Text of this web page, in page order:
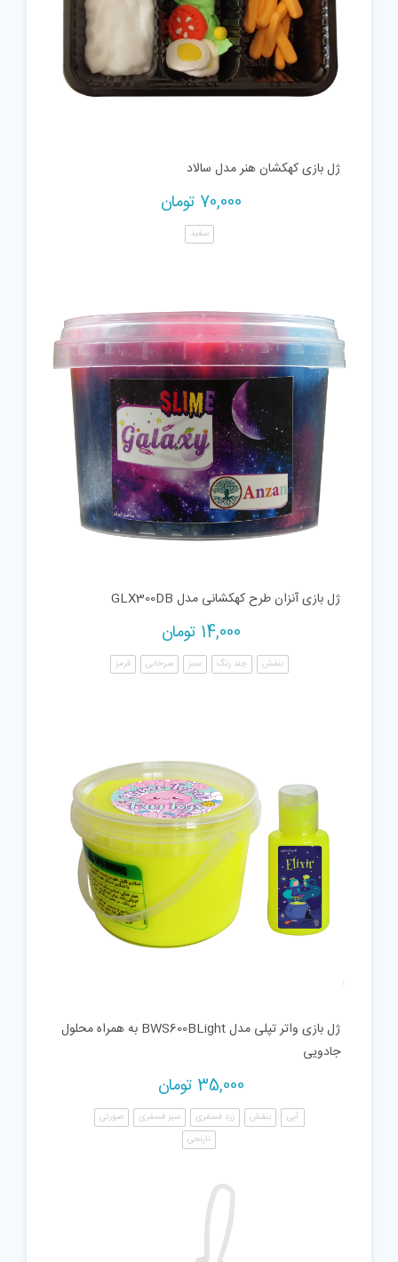
ژل بازی کهکشان هنر مدل سالاد
70,000 تومان
سفید
ژل بازی آنزان طرح کهکشانی مدل GLX300DB
14,000 تومان
بنفش چند رنگ سبز سرخابی قرمز
ژل بازی واتر تپلی مدل BWS600BLight به همراه محلول
جادویی
35,000 تومان
آبی بنفش زرد فسفری سبز فسفری
صورتی
نارنجی